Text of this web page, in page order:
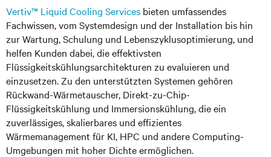
Vertiv™ Liquid Cooling Services bieten umfassendes
Fachwissen, vom Systemdesign und der Installation bis hin
zur Wartung, Schulung und Lebenszyklusoptimierung, und
helfen Kunden dabei, die effektivsten
Flüssigkeitskühlungsarchitekturen zu evaluieren und
einzusetzen. Zu den unterstützten Systemen gehören
Rückwand-Wärmetauscher, Direkt-zu-Chip-
Flüssigkeitskühlung und Immersionskühlung, die ein
zuverlässiges, skalierbares und effizientes
Wärmemanagement für KI, HPC und andere Computing-
Umgebungen mit hoher Dichte ermöglichen.